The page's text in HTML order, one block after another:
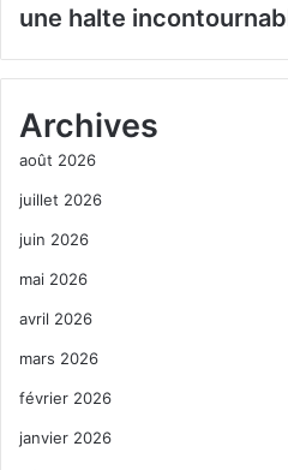
une halte
Archives
août 2026
juillet 2026
juin 2026
mai 2026
avril 2026
mars 2026
février 2026
janvier 2026